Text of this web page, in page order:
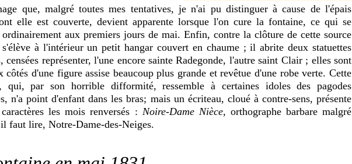
que, malgré toutes mes tentatives, je n'ai pu distinguer à cause de l'épais
elle est couverte, devient apparente lorsque l'on cure la fontaine, ce qui se
aux premiers jours de mai. Enfin, contre la clôture de cette source
s'élève à l'intérieur un petit hangar couvert en chaume ; il abrite deux statuettes
censées représenter, l'une encore sainte Radegonde, l'autre saint Clair ; elles sont
côtés d'une figure assise beaucoup plus grande et revêtue d'une robe verte. Cette
qui, par son horrible difformité, ressemble à certaines idoles des pagodes
n'a point d'enfant dans les bras; mais un écriteau, cloué à contre-sens, présente
les mois renversés : Noire-Dame Nièce, orthographe barbare malgré
faut lire, Notre-Dame-des-Neiges.